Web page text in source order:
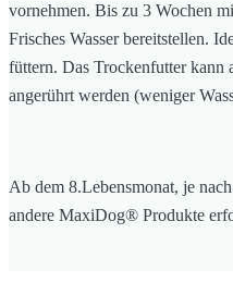
vornehmen. Bis zu 3 Wochen
Frisches Wasser bereitstellen.
füttern. Das Trockenfutter kann
angerührt werden (weniger
Ab dem 8.Lebensmonat, je
andere MaxiDog® Produkte